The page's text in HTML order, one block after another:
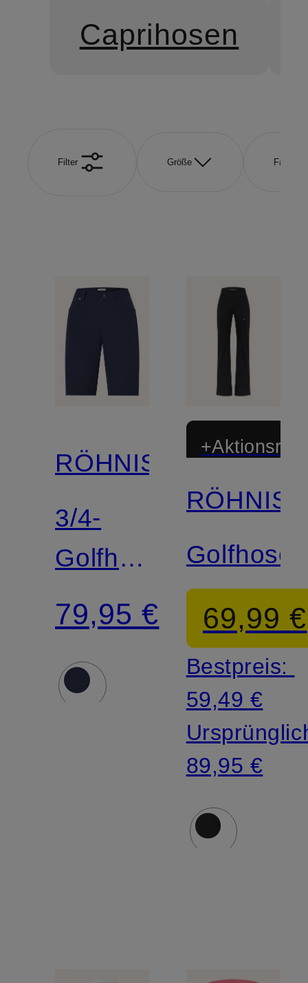
Caprihosen
Filter Größe Farbe
RÖHNISCH
3/4-
Golfhose
CHIE
79,95 €
Golfhose
69,99 €
Bestpreis:
59,49 €
89,95 €